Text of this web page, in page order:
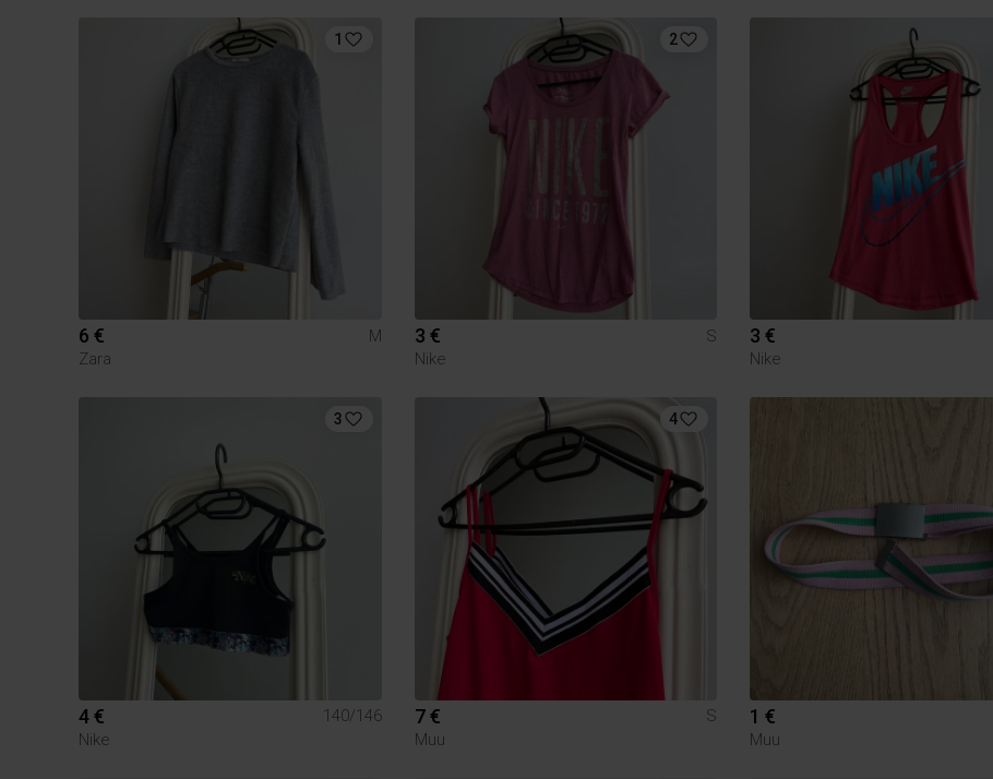
1
6 €
M
Zara
2
3 €
S
Nike
3 €
Nike
3
4 €
140/146
Nike
4
7 €
S
Muu
1 €
Muu